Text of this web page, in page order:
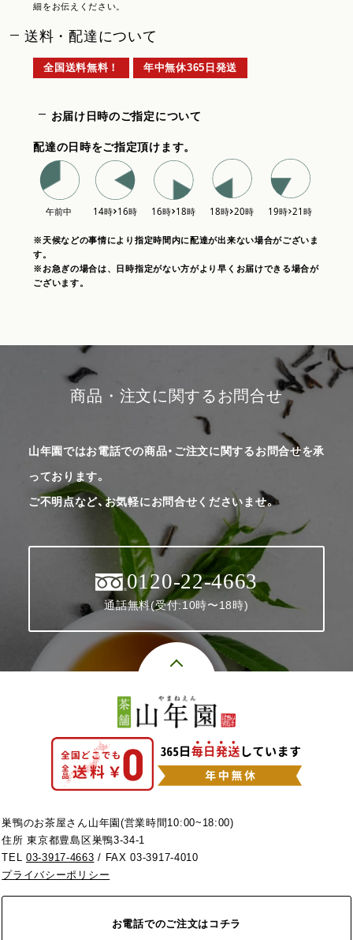
細をお伝えください。
送料・配達について
全国送料無料！ 年中無休365日発送
お届け日時のご指定について
配達の日時をご指定頂けます。
※天候などの事情により指定時間内に配達が出来ない場合がございま
す。
※お急ぎの場合は、日時指定がない方がより早くお届けできる場合が
ございます。
商品・注文に関するお問合せ
山年園ではお電話での商品・ご注文に関するお問合せを承
っております。
ご不明点など、お気軽にお問合せくださいませ。
0120-22-4663
通話無料(受付:10時〜18時)
巣鴨のお茶屋さん山年園(営業時間10:00~18:00)
住所 東京都豊島区巣鴨3-34-1
TEL03-3917-4663 / FAX 03-3917-4010
プライバシーポリシー
お電話でのご注文はコチラ